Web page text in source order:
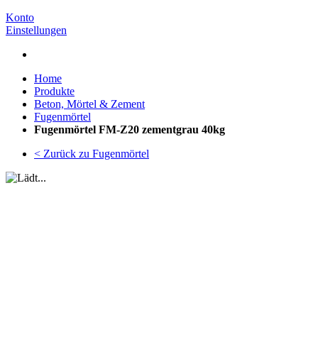
Konto
Einstellungen
Home
Produkte
Beton, Mörtel & Zement
Fugenmörtel
Fugenmörtel FM-Z20 zementgrau 40kg
< Zurück zu Fugenmörtel